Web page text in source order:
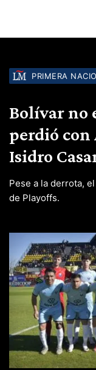
PRIMERA
Bolívar no
perdió
Isidro
Pese a la derrota,
de Playoffs.